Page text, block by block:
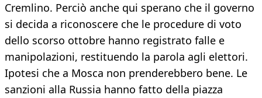
Cremlino. Perciò anche qui sperano che il governo
si decida a riconoscere che le procedure di voto
dello scorso ottobre hanno registrato falle e
manipolazioni, restituendo la parola agli elettori.
Ipotesi che a Mosca non prenderebbero bene. Le
sanzioni alla Russia hanno fatto della piazza